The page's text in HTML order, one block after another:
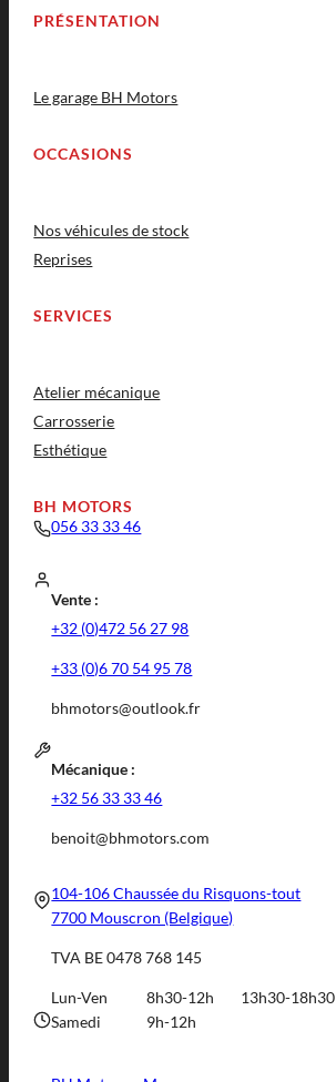
PRÉSENTATION
Le garage BH Motors
OCCASIONS
Nos véhicules de stock
Reprises
SERVICES
Atelier mécanique
Carrosserie
Esthétique
BH MOTORS
056 33 33 46
Vente :
+32 (0)472 56 27 98
+33 (0)6 70 54 95 78
bhmotors@outlook.fr
Mécanique :
+32 56 33 33 46
benoit@bhmotors.com
104-106 Chaussée du Risquons-tout
7700 Mouscron (Belgique)
TVA BE 0478 768 145
Lun-Ven 8h30-12h
13h30-18h30
Samedi
9h-12h